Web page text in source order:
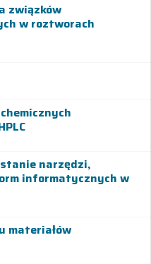
związków
w roztworach
narzędzi,
informatycznych w
materiałów